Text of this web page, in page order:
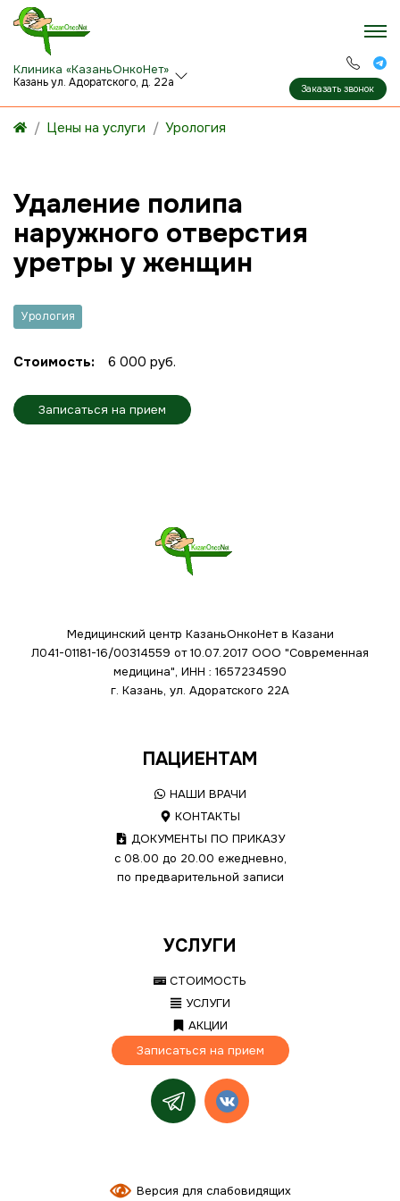
Клиника «КазаньОнкоНет»
Казань ул. Адоратского, д. 22а Заказать звонок
Цены на услуги Урология
Удаление полипа
наружного отверстия
уретры у женщин
Урология
Стоимость: 6 000 руб.
Записаться на прием
Медицинский центр КазаньОнкоНет в Казани
Л041-01181-16/00314559 от 10.07.2017 ООО "Современная
медицина", ИНН : 1657234590
г. Казань, ул. Адоратского 22А
ПАЦИЕНТАМ
НАШИ ВРАЧИ
КОНТАКТЫ
ДОКУМЕНТЫ ПО ПРИКАЗУ
с 08.00 до 20.00 ежедневно,
по предварительной записи
УСЛУГИ
СТОИМОСТЬ
УСЛУГИ
АКЦИИ
Записаться на прием
Версия для слабовидящих